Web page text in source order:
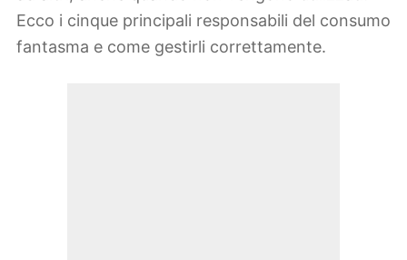
Ecco i cinque principali responsabili del consumo
fantasma e come gestirli correttamente.